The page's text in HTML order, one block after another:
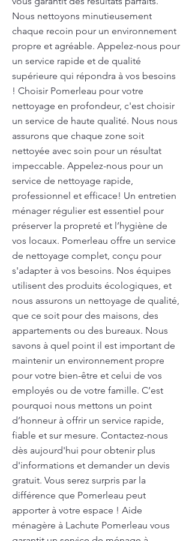
Nous nettoyons minutieusement
chaque recoin pour un environnement
propre et agréable. Appelez-nous pour
un service rapide et de qualité
supérieure qui répondra à vos besoins
! Choisir Pomerleau pour votre
nettoyage en profondeur, c'est choisir
un service de haute qualité. Nous nous
assurons que chaque zone soit
nettoyée avec soin pour un résultat
impeccable. Appelez-nous pour un
service de nettoyage rapide,
professionnel et efficace! Un entretien
ménager régulier est essentiel pour
préserver la propreté et l’hygiène de
vos locaux. Pomerleau offre un service
de nettoyage complet, conçu pour
s'adapter à vos besoins. Nos équipes
utilisent des produits écologiques, et
nous assurons un nettoyage de qualité,
que ce soit pour des maisons, des
appartements ou des bureaux. Nous
savons à quel point il est important de
maintenir un environnement propre
pour votre bien-être et celui de vos
employés ou de votre famille. C’est
pourquoi nous mettons un point
d’honneur à offrir un service rapide,
fiable et sur mesure. Contactez-nous
dès aujourd'hui pour obtenir plus
d'informations et demander un devis
gratuit. Vous serez surpris par la
différence que Pomerleau peut
apporter à votre espace ! Aide
ménagère à Lachute Pomerleau vous